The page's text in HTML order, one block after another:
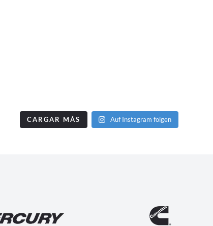
CARGAR MÁS Auf Instagram folgen